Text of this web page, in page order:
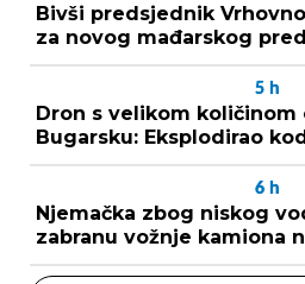
Bivši predsjednik
za novog mađarskog
5 h
Dron s velikom količinom
Bugarsku: Eksplodirao
6 h
Njemačka zbog niskog
zabranu vožnje kamiona